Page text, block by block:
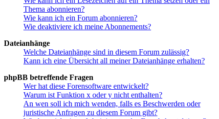
Thema abonnieren?
Wie kann ich ein Forum abonnieren?
Wie deaktiviere ich meine Abonnements?
Dateianhänge
Welche Dateianhänge sind in diesem Forum zulässig?
Kann ich eine Übersicht all meiner Dateianhänge erhalten?
phpBB betreffende Fragen
Wer hat diese Forensoftware entwickelt?
Warum ist Funktion x oder y nicht enthalten?
An wen soll ich mich wenden, falls es Beschwerden oder
juristische Anfragen zu diesem Forum gibt?